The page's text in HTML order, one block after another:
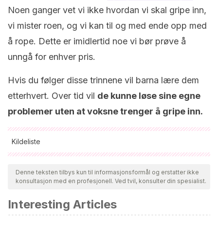
Noen ganger vet vi ikke hvordan vi skal gripe inn,
vi mister roen, og vi kan til og med ende opp med
å rope. Dette er imidlertid noe vi bør prøve å
unngå for enhver pris.
Hvis du følger disse trinnene vil barna lære dem
etterhvert. Over tid vil de kunne løse sine egne
problemer uten at voksne trenger å gripe inn.
Kildeliste
Alle siterte kilder ble grundig gjennomgått av teamet vårt for å
sikre deres kvalitet, pålitelighet, aktualitet og validitet.
Bibliografien i denne artikkelen ble betraktet som pålitelig og
(2005). Programas de convivencia en el ámbito
Denne teksten tilbys kun til informasjonsformål og erstatter ikke
konsultasjon med en profesjonell. Ved tvil, konsulter din spesialist.
Interesting Articles